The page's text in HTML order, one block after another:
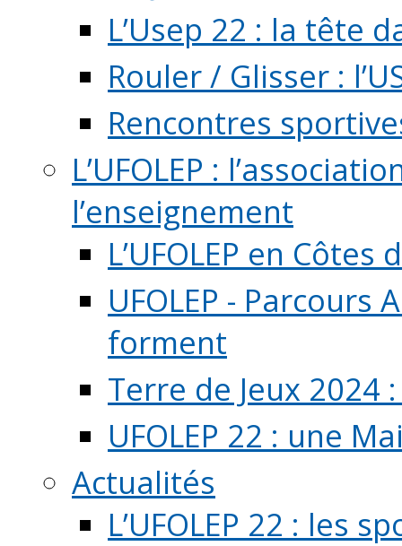
L’Usep 22 : la tête
Rouler / Glisser :
Rencontres
L’UFOLEP :
l’enseignement
L’UFOLEP en Côtes
UFOLEP -
forment
Terre de Jeux 2024
UFOLEP 22 : une
Actualités
L’UFOLEP 22 : les